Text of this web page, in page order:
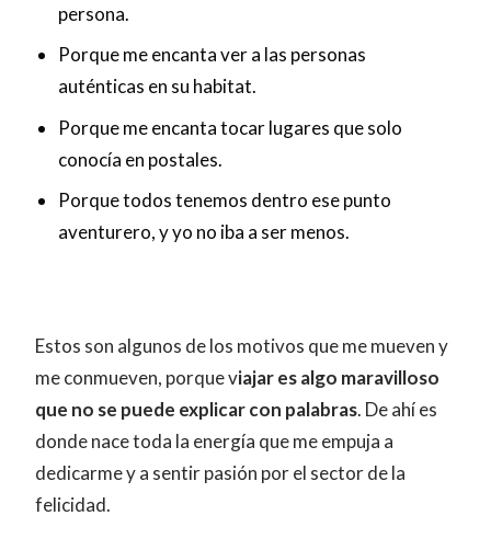
persona.
Porque me encanta ver a las personas
auténticas en su habitat.
Porque me encanta tocar lugares que solo
conocía en postales.
Porque todos tenemos dentro ese punto
aventurero, y yo no iba a ser menos.
Estos son algunos de los motivos que me mueven y
me conmueven, porque viajar es algo maravilloso
que no se puede explicar con palabras. De ahí es
donde nace toda la energía que me empuja a
dedicarme y a sentir pasión por el sector de la
felicidad.